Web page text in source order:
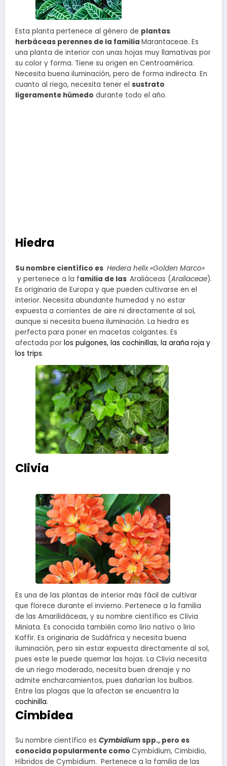
Esta planta pertenece al género de plantas
herbáceas perennes de la familia Marantaceae. Es
una planta de interior con unas hojas muy llamativas por
su color y forma. Tiene su origen en Centroamérica.
Necesita buena iluminación, pero de forma indirecta. En
cuanto al riego, necesita tener el sustrato
ligeramente húmedo durante todo el año.
Hiedra
Su nombre científico es Hedera helix «Golden Marco»
y pertenece a la familia de las Araliáceas (Araliaceae).
Es originaria de Europa y que pueden cultivarse en el
interior. Necesita abundante humedad y no estar
expuesta a corrientes de aire ni directamente al sol,
aunque si necesita buena iluminación. La hiedra es
perfecta para poner en macetas colgantes. Es
afectada por los pulgones, las cochinillas, la araña roja y
los trips.
Clivia
Es una de las plantas de interior más fácil de cultivar
que florece durante el invierno. Pertenece a la familia
de las Amarilidáceas, y su nombre científico es Clivia
Miniata. Es conocida también como lirio nativo o lirio
Kaffir. Es originaria de Sudáfrica y necesita buena
iluminación, pero sin estar expuesta directamente al sol,
pues este le puede quemar las hojas. La Clivia necesita
de un riego moderado, necesita buen drenaje y no
admite encharcamientos, pues dañarían los bulbos.
Entre las plagas que la afectan se encuentra la
cochinilla.
Cimbidea
Su nombre científico es Cymbidiumspp., pero es
conocida popularmente como Cymbidium, Cimbidio,
Híbridos de Cymbidium. Pertenece a la familia de las